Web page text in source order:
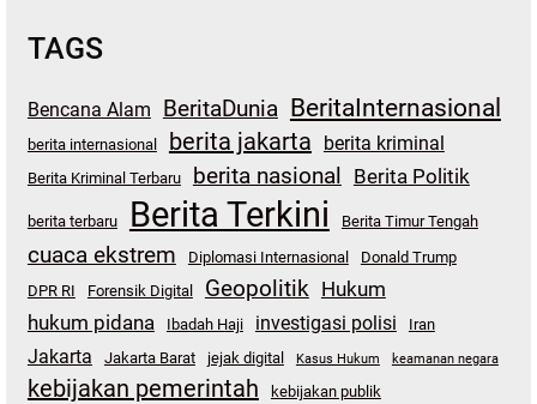
TAGS
Bencana Alam BeritaDunia BeritaInternasional
berita internasional berita jakarta berita kriminal
Berita Kriminal Terbaru berita nasional Berita Politik
berita terbaru Berita Terkini Berita Timur Tengah
cuaca ekstrem Diplomasi Internasional
Donald Trump
DPR RI
Forensik Digital Geopolitik Hukum
hukum pidana
Ibadah Haji investigasi polisi Iran
Jakarta Jakarta Barat jejak digital Kasus Hukum keamanan negara
kebijakan pemerintah
kebijakan publik